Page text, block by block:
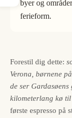
byer og
ferieform.
Forestil dig dette:
Verona, børnene
de ser
kilometerlang kø
første espresso på